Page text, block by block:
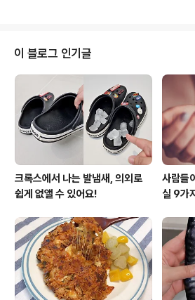
다.호주 뉴스닷컴은 개개인들이 건강을 위해서 결코
않아야할 것 5가지를 추려서 소개했는데요. 늘 손 뻗
닿을 곳에 있는, 그래서 무심결에 늘 먹고 있는 것들
아래에서 확인해보세요. 1. 음료수 놀랄 것도 없다. 흔
는 600ml 병에 담긴 음료수에는 13숟가락의 설탕이
하게 들어있다. 또한 ..
이 블로그 인기글
크록스에서 나는 발냄새, 의외로
쉽게 없앨 수 있어요!
사람들
실 9가지